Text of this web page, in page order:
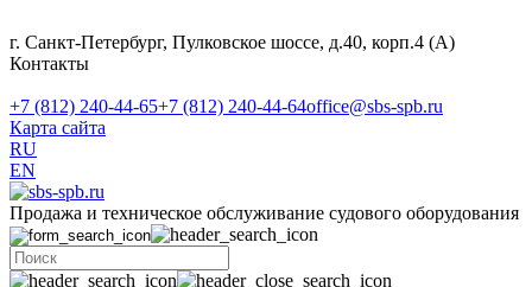
г. Санкт-Петербург, Пулковское шоссе, д.40, корп.4 (А)
Контакты
+7 (812) 240-44-65+7 (812) 240-44-64office@sbs-spb.ru
Карта сайта
RU
EN
Продажа и техническое обслуживание судового оборудования